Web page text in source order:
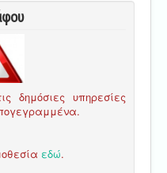
υπηρεσίες
εδώ.